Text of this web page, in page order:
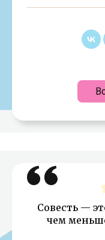
Совесть —
чем